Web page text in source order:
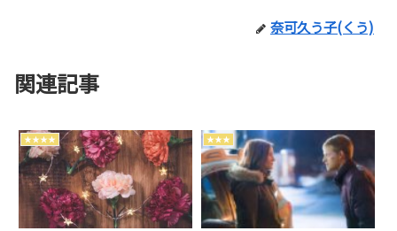
奈可久う子(くう)
関連記事
★★★★ ★★★